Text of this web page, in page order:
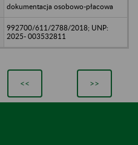
dokumentacja osobowo-płacowa
992700/611/2788/2018; UNP:
2025- 003532811
<< >>